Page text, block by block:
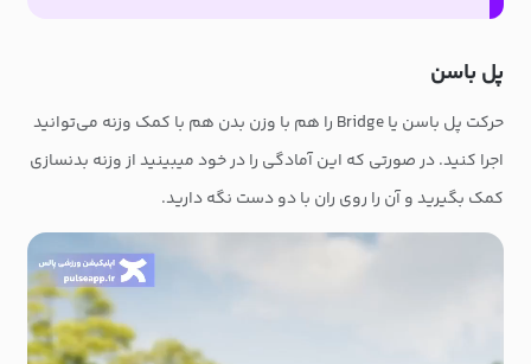
پل باسن
حرکت پل باسن یا Bridge را هم با وزن بدن هم با کمک وزنه می‌توانید
اجرا کنید. در صورتی که این آمادگی را در خود میبینید از وزنه بدنسازی
کمک بگیرید و آن را روی ران با دو دست نگه دارید.